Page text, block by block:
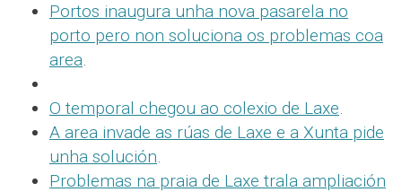
Portos inaugura unha nova pasarela no
porto pero non soluciona os problemas coa
area.
O temporal chegou ao colexio de Laxe.
A area invade as rúas de Laxe e a Xunta pide
unha solución.
Problemas na praia de Laxe trala ampliación